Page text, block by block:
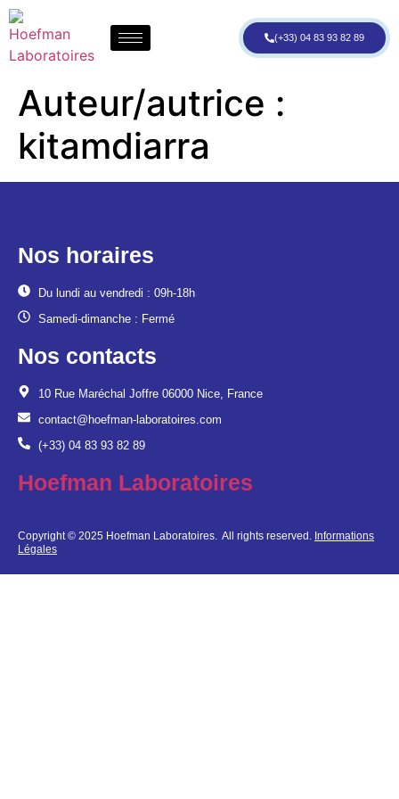
(+33) 04 83 93 82 89
Auteur/autrice :
kitamdiarra
Hoefman Laboratoires
Copyright © 2025 Hoefman Laboratoires. All rights reserved. Informations
Légales
Nos contacts
10 Rue Maréchal Joffre 06000 Nice, France
contact@hoefman-laboratoires.com
(+33) 04 83 93 82 89
Nos horaires
Du lundi au vendredi : 09h-18h
Samedi-dimanche : Fermé